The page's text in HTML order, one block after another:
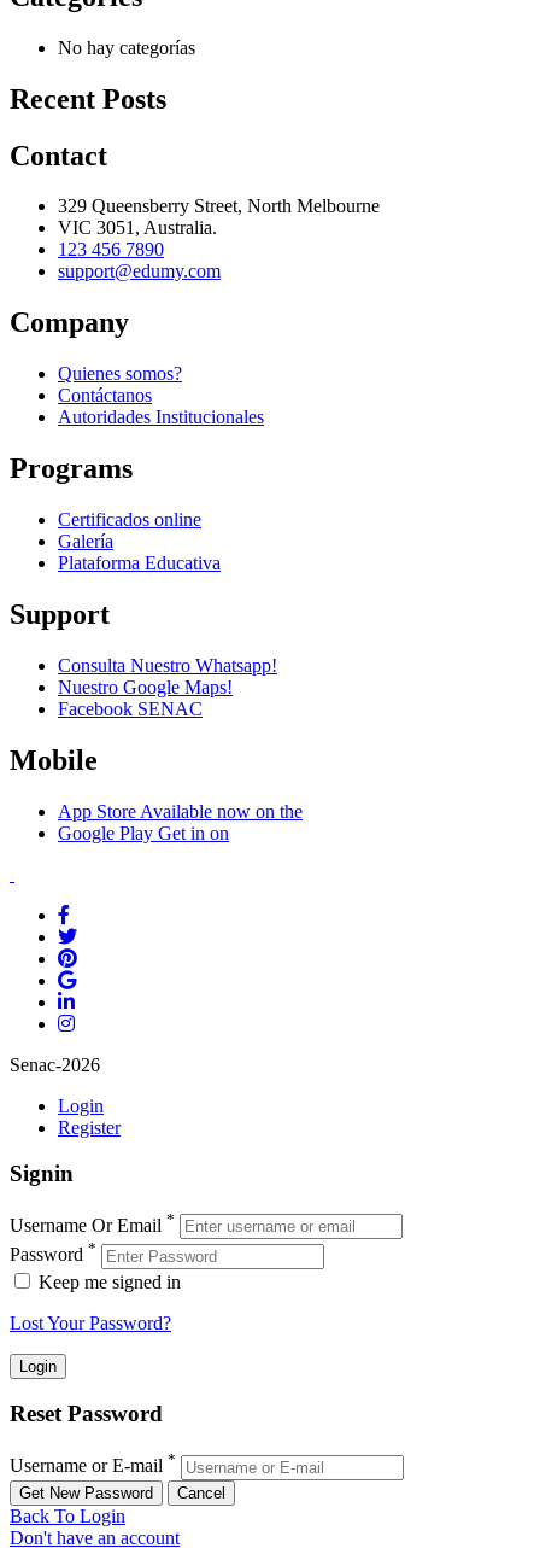
No hay categorías
Recent Posts
Contact
329 Queensberry Street, North Melbourne
VIC 3051, Australia.
123 456 7890
support@edumy.com
Company
Quienes somos?
Contáctanos
Autoridades Institucionales
Programs
Certificados online
Galería
Plataforma Educativa
Support
Consulta Nuestro Whatsapp!
Nuestro Google Maps!
Facebook SENAC
Mobile
App Store Available now on the
Google Play Get in on
Senac-2026
Login
Register
Signin
Username Or Email *
Password *
Keep me signed in
Lost Your Password?
Reset Password
Username or E-mail *
Back To Login
Don't have an account